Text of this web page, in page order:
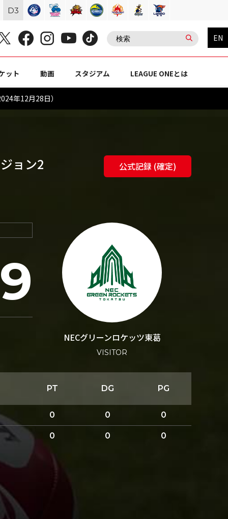
EN
ット 動画 スタジアム LEAGUE ONEとは
年12月28日）
ョン2 公式記録 (確定)
NECグリーンロケッツ東葛
VISITOR
PT DG PG
0 0 0
0 0 0
D3